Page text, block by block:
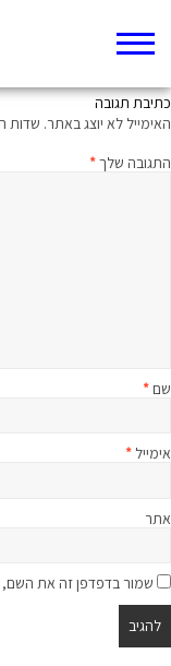
כתיבת תגובה
האימייל לא יוצג באתר. שדות
התגובה שלך*
שם*
אימייל *
אתר
שמור בדפדפן זה את השם,